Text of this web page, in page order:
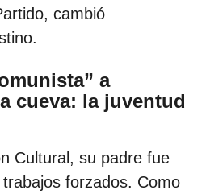
cambió
a
cueva: la juventud
Cultural, su padre fue
forzados. Como